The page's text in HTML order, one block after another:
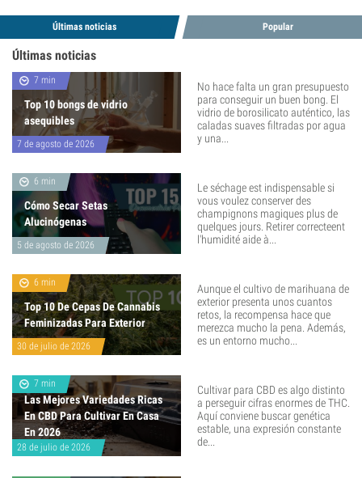
Últimas noticias Popular
Últimas noticias
7 min
Top 10 bongs de vidrio
asequibles
7 de agosto de 2026
No hace falta un gran presupuesto
para conseguir un buen bong. El
vidrio de borosilicato auténtico, las
caladas suaves filtradas por agua
y una...
6 min
Cómo Secar Setas
Alucinógenas
5 de agosto de 2026
Le séchage est indispensable si
vous voulez conserver des
champignons magiques plus de
quelques jours. Retirer correcteent
l'humidité aide à...
6 min
Top 10 De Cepas De Cannabis
Feminizadas Para Exterior
30 de julio de 2026
Aunque el cultivo de marihuana de
exterior presenta unos cuantos
retos, la recompensa hace que
merezca mucho la pena. Además,
es un entorno mucho...
7 min
Las Mejores Variedades Ricas
En CBD Para Cultivar En Casa
En 2026
28 de julio de 2026
Cultivar para CBD es algo distinto
a perseguir cifras enormes de THC.
Aquí conviene buscar genética
estable, una expresión constante
de...